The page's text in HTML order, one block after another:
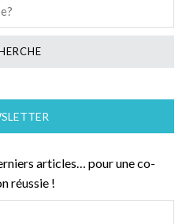
articles… pour une co-
réussie !